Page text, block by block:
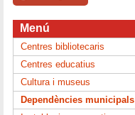
Menú
Centres bibliotecaris
Centres educatius
Cultura i museus
Dependències municipals